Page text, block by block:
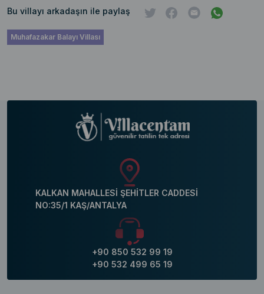
Bu villayı arkadaşın ile paylaş
Muhafazakar Balayı Villası
KALKAN MAHALLESİ ŞEHİTLER CADDESİ
NO:35/1 KAŞ/ANTALYA
+90 850 532 99 19
+90 532 499 65 19